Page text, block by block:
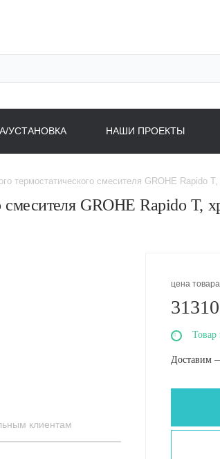
УСТАНОВКА НАШИ ПРОЕКТЫ
термостатического смесителя GROHE Rapido
смесителя GROHE Rapido T,
цена товара
Товар
Доставим
клиентам